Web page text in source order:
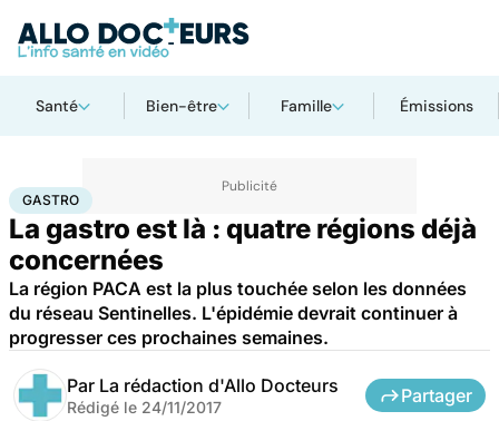
Santé Bien-être Famille Émissions
AccueilSanté
GASTRO
La gastro est là : quatre régions déjà
concernées
La région PACA est la plus touchée selon les données
du réseau Sentinelles. L'épidémie devrait continuer à
progresser ces prochaines semaines.
Par La rédaction d'Allo Docteurs
Rédigé le 24/11/2017
Partager